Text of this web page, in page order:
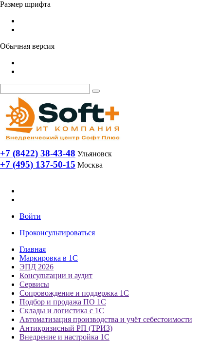
Размер шрифта
Обычная версия
+7 (8422) 38-43-48 Ульяновск
+7 (495) 137-50-15 Москва
Войти
Проконсультироваться
Главная
Маркировка в 1С
ЭПД 2026
Консультации и аудит
Сервисы
Сопровождение и поддержка 1С
Подбор и продажа ПО 1С
Склады и логистика с 1С
Автоматизация производства и учёт себестоимости
Антикризисный РП (ТРИЗ)
Внедрение и настройка 1С